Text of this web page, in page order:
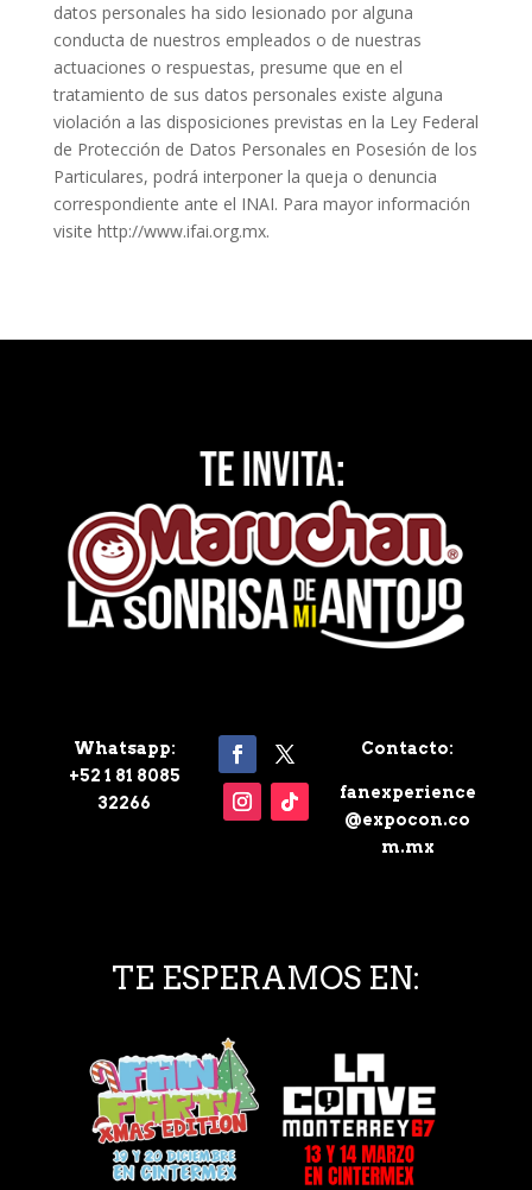
datos personales ha sido lesionado por alguna
conducta de nuestros empleados o de nuestras
actuaciones o respuestas, presume que en el
tratamiento de sus datos personales existe alguna
violación a las disposiciones previstas en la Ley Federal
de Protección de Datos Personales en Posesión de los
Particulares, podrá interponer la queja o denuncia
correspondiente ante el INAI. Para mayor información
visite http://www.ifai.org.mx.
Whatsapp:
+52 1 81 8085
32266
Contacto:
fanexperience
@expocon.co
m.mx
TE ESPERAMOS EN: